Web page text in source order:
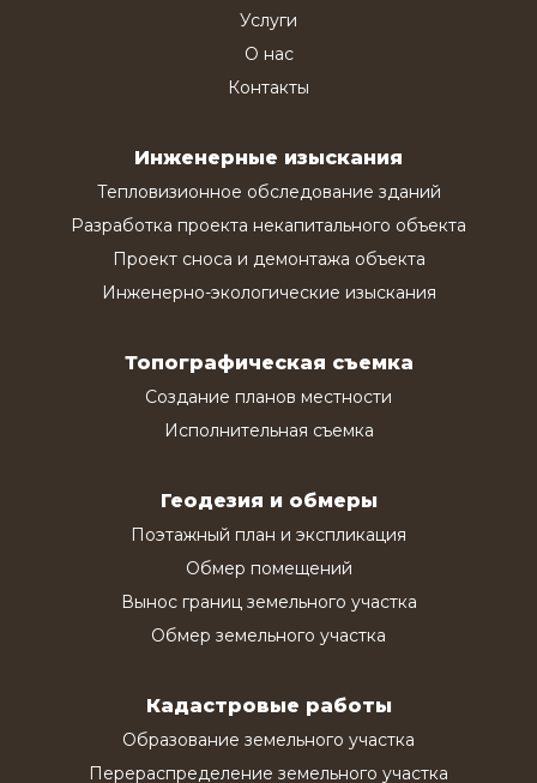
Услуги
О нас
Контакты
Инженерные изыскания
Тепловизионное обследование зданий
Разработка проекта некапитального объекта
Проект сноса и демонтажа объекта
Инженерно-экологические изыскания
Топографическая съемка
Создание планов местности
Исполнительная съемка
Геодезия и обмеры
Поэтажный план и экспликация
Обмер помещений
Вынос границ земельного участка
Обмер земельного участка
Кадастровые работы
Образование земельного участка
Перераспределение земельного участка